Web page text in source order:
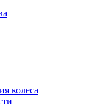
колеса